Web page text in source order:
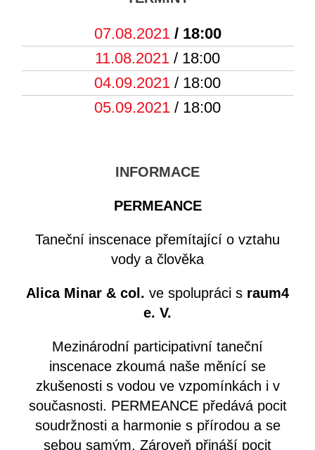
07.08.2021/ 18:00
11.08.2021 / 18:00
04.09.2021 / 18:00
05.09.2021 / 18:00
INFORMACE
PERMEANCE
Taneční inscenace přemítající o vztahu
vody a člověka
Alica Minar & col. ve spolupráci s raum4
e. V.
Mezinárodní participativní taneční
inscenace zkoumá naše měnící se
zkušenosti s vodou ve vzpomínkách i v
současnosti. PERMEANCE předává pocit
soudržnosti a harmonie s přírodou a se
sebou samým. Zároveň přináší pocit